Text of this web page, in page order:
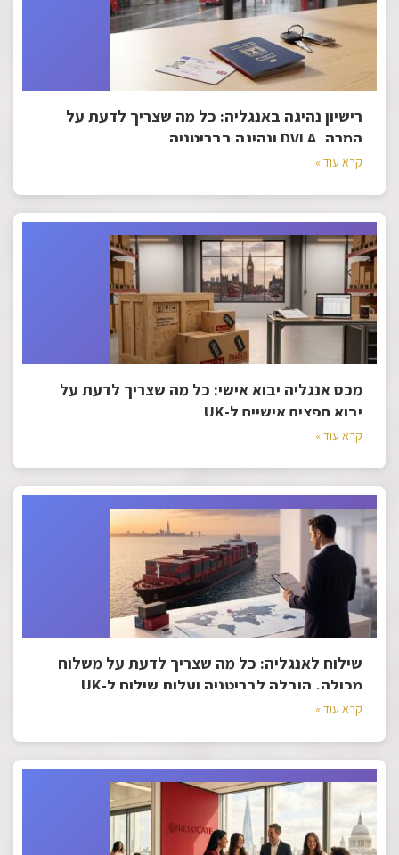
רישיון נהיגה באנגליה: כל מה שצריך לדעת על
המרה, DVLA ונהיגה בבריטניה
קרא עוד »
מכס אנגליה יבוא אישי: כל מה שצריך לדעת על
יבוא חפצים אישיים ל-UK
קרא עוד »
שילוח לאנגליה: כל מה שצריך לדעת על משלוח
מכולה, הובלה לבריטניה ועלות שילוח ל-UK
קרא עוד »